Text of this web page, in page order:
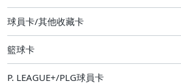
球員卡/其他收藏卡
籃球卡
P. LEAGUE+/PLG球員卡